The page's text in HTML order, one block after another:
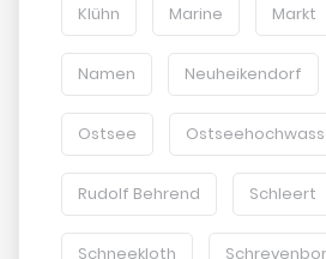
Klühn Marine Markt
Namen Neuheikendorf
Ostsee
Rudolf Behrend Schleert
Schneekloth